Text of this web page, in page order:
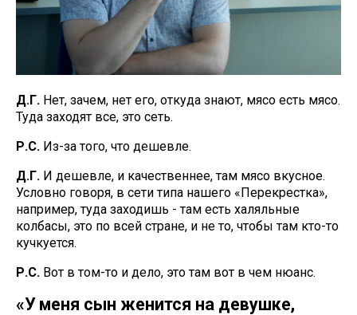
Д.Г. Нет, зачем, нет его, откуда знают, мясо есть мясо.
Туда заходят все, это сеть.
Р.С. Из-за того, что дешевле.
Д.Г. И дешевле, и качественнее, там мясо вкусное.
Условно говоря, в сети типа нашего «Перекрестка»,
например, туда заходишь - там есть халяльные
колбасы, это по всей стране, и не то, чтобы там кто-то
кучкуется.
Р.С. Вот в том-то и дело, это там вот в чем нюанс.
«У меня сын женится на девушке,